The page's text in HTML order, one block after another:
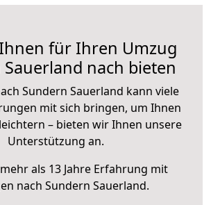
für Ihren Umzug
nach bieten
Sundern Sauerland kann viele
mit sich bringen, um Ihnen
– bieten wir Ihnen unsere
Unterstützung an.
als 13 Jahre Erfahrung mit
nach Sundern Sauerland.